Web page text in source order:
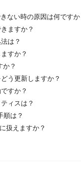
ない時の原因は何ですか
ますか？
は？
すか？
か？
う更新しますか？
すか？
ィスは？
順は？
扱えますか？